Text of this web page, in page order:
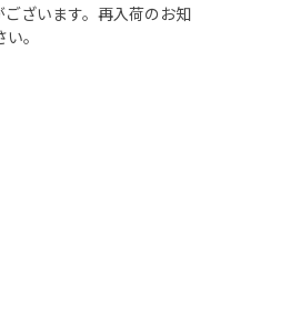
ざいます。再入荷のお知
。